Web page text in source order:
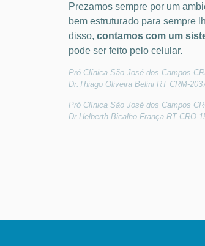
Prezamos sempre por um
bem estruturado para sempre
disso, contamos com um
pode ser feito pelo celular.
Pró Clínica São José dos Campos
Dr.Thiago Oliveira Belini RT CRM-
Pró Clínica São José dos Campos
Dr.Helberth Bicalho França RT CRO-